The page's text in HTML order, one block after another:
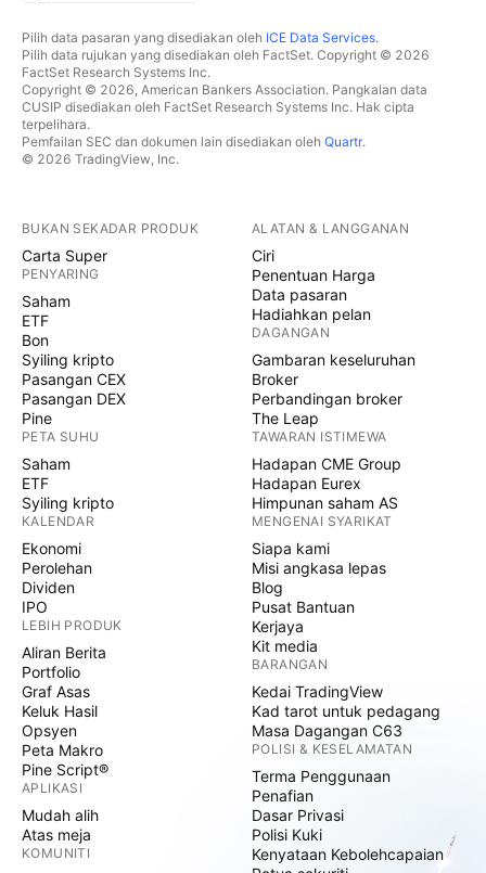
Pilih data pasaran yang disediakan oleh ICE Data Services.
Pilih data rujukan yang disediakan oleh FactSet. Copyright © 2026
FactSet Research Systems Inc.
Copyright © 2026, American Bankers Association. Pangkalan data
CUSIP disediakan oleh FactSet Research Systems Inc. Hak cipta
terpelihara.
Pemfailan SEC dan dokumen lain disediakan oleh Quartr.
© 2026 TradingView, Inc.
BUKAN SEKADAR PRODUK
Carta Super
PENYARING
Saham
ETF
Bon
Syiling kripto
Pasangan CEX
Pasangan DEX
Pine
PETA SUHU
Saham
ETF
Syiling kripto
KALENDAR
Ekonomi
Perolehan
Dividen
IPO
LEBIH PRODUK
Aliran Berita
Portfolio
Graf Asas
Keluk Hasil
Opsyen
Peta Makro
Pine Script®
APLIKASI
Mudah alih
Atas meja
KOMUNITI
ALATAN & LANGGANAN
Ciri
Penentuan Harga
Data pasaran
Hadiahkan pelan
DAGANGAN
Gambaran keseluruhan
Broker
Perbandingan broker
The Leap
TAWARAN ISTIMEWA
Hadapan CME Group
Hadapan Eurex
Himpunan saham AS
MENGENAI SYARIKAT
Siapa kami
Misi angkasa lepas
Blog
Pusat Bantuan
Kerjaya
Kit media
BARANGAN
Kedai TradingView
Kad tarot untuk pedagang
Masa Dagangan C63
POLISI & KESELAMATAN
Terma Penggunaan
Penafian
Dasar Privasi
Polisi Kuki
Kenyataan Kebolehcapaian